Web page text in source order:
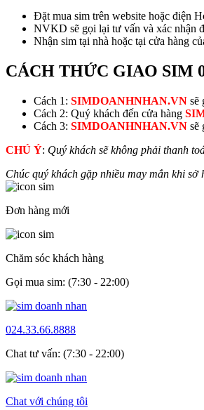
Đặt mua sim trên website hoặc điện
NVKD sẽ gọi lại tư vấn và xác nhận
Nhận sim tại nhà hoặc tại cửa hàng
CÁCH THỨC GIAO SIM
Cách 1: SIMDOANHNHAN.VN sẽ
Cách 2: Quý khách đến cửa hàng
Cách 3: SIMDOANHNHAN.VN sẽ
CHÚ Ý: Quý khách sẽ không phải thanh
Chúc quý khách gặp nhiều may mắn khi sở
Đơn hàng mới
Chăm sóc khách hàng
Gọi mua sim: (7:30 - 22:00)
024.33.66.8888
Chat tư vấn: (7:30 - 22:00)
Chat với chúng tôi